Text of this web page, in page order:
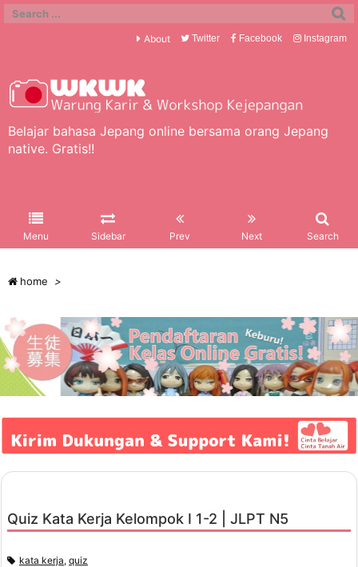
Belajar bahasa Jepang online bersama orang Jepang
native. Gratis!!
Menu Sidebar Prev Next Search
About Twitter Facebook Instagram
home >
Quiz Kata Kerja Kelompok I 1-2 | JLPT N5
kata kerja, quiz